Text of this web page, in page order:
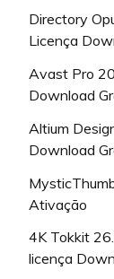
Directory
Licença
Avast Pro
Download
Altium
Download
Ativação
4K Tokkit
licença